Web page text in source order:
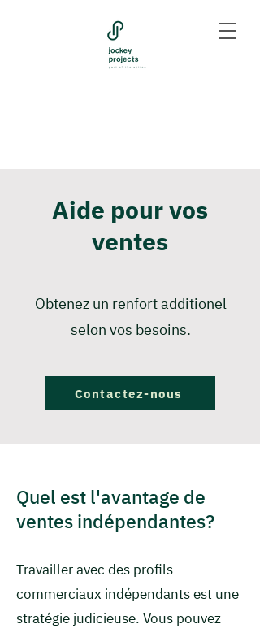
Aide pour vos
ventes
Obtenez un renfort additionel
selon vos besoins.
Contactez-nous
Quel est l'avantage de
ventes indépendantes?
Travailler avec des profils
commerciaux indépendants est une
stratégie judicieuse. Vous pouvez